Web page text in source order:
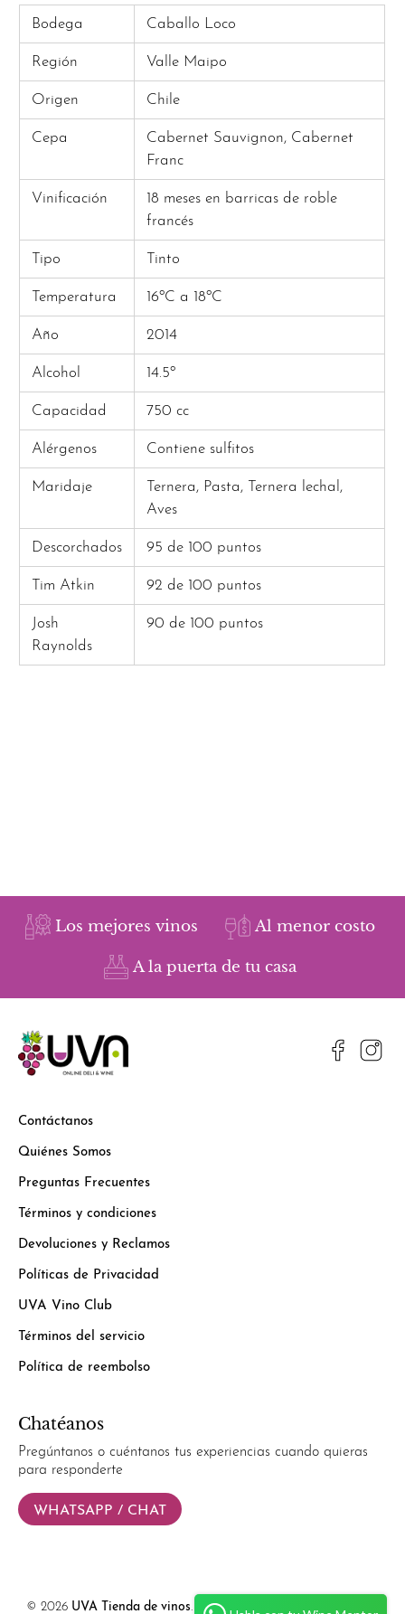
Bodega Caballo Loco
Región Valle Maipo
Origen Chile
Cepa
Cabernet Sauvignon, Cabernet
Franc
Vinificación
18 meses en barricas de roble
francés
Tipo Tinto
Temperatura 16ºC a 18ºC
Año 2014
Alcohol 14.5º
Capacidad 750 cc
Alérgenos Contiene sulfitos
Maridaje
Ternera, Pasta, Ternera lechal,
Aves
Descorchados 95 de 100 puntos
Tim Atkin 92 de 100 puntos
Josh
Raynolds
90 de 100 puntos
Los mejores vinos Al menor costo
A la puerta de tu casa
Contáctanos
Quiénes Somos
Preguntas Frecuentes
Términos y condiciones
Devoluciones y Reclamos
Políticas de Privacidad
UVA Vino Club
Términos del servicio
Política de reembolso
Chatéanos
Pregúntanos o cuéntanos tus experiencias cuando quieras
para responderte
WHATSAPP / CHAT
© 2026 UVA Tienda de vinos. Powered by